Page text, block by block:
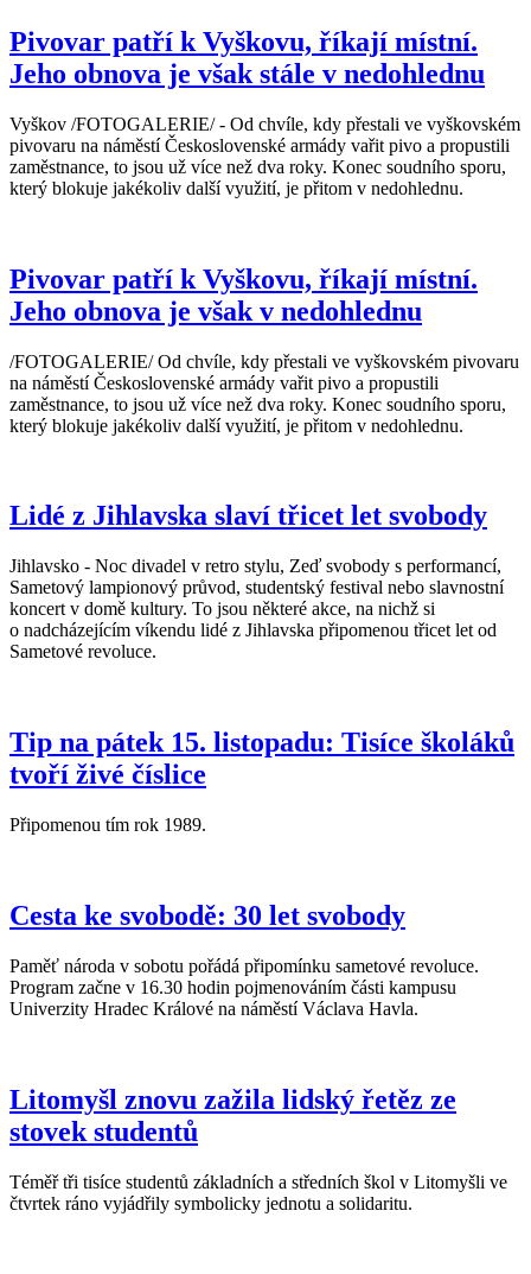
Pivovar patří k Vyškovu, říkají místní.
Jeho obnova je však stále v nedohlednu
Vyškov /FOTOGALERIE/ - Od chvíle, kdy přestali ve vyškovském
pivovaru na náměstí Československé armády vařit pivo a propustili
zaměstnance, to jsou už více než dva roky. Konec soudního sporu,
který blokuje jakékoliv další využití, je přitom v nedohlednu.
Pivovar patří k Vyškovu, říkají místní.
Jeho obnova je však v nedohlednu
/FOTOGALERIE/ Od chvíle, kdy přestali ve vyškovském pivovaru
na náměstí Československé armády vařit pivo a propustili
zaměstnance, to jsou už více než dva roky. Konec soudního sporu,
který blokuje jakékoliv další využití, je přitom v nedohlednu.
Lidé z Jihlavska slaví třicet let svobody
Jihlavsko - Noc divadel v retro stylu, Zeď svobody s performancí,
Sametový lampionový průvod, studentský festival nebo slavnostní
koncert v domě kultury. To jsou některé akce, na nichž si
o nadcházejícím víkendu lidé z Jihlavska připomenou třicet let od
Sametové revoluce.
Tip na pátek 15. listopadu: Tisíce školáků
tvoří živé číslice
Připomenou tím rok 1989.
Cesta ke svobodě: 30 let svobody
Paměť národa v sobotu pořádá připomínku sametové revoluce.
Program začne v 16.30 hodin pojmenováním části kampusu
Univerzity Hradec Králové na náměstí Václava Havla.
Litomyšl znovu zažila lidský řetěz ze
stovek studentů
Téměř tři tisíce studentů základních a středních škol v Litomyšli ve
čtvrtek ráno vyjádřily symbolicky jednotu a solidaritu.